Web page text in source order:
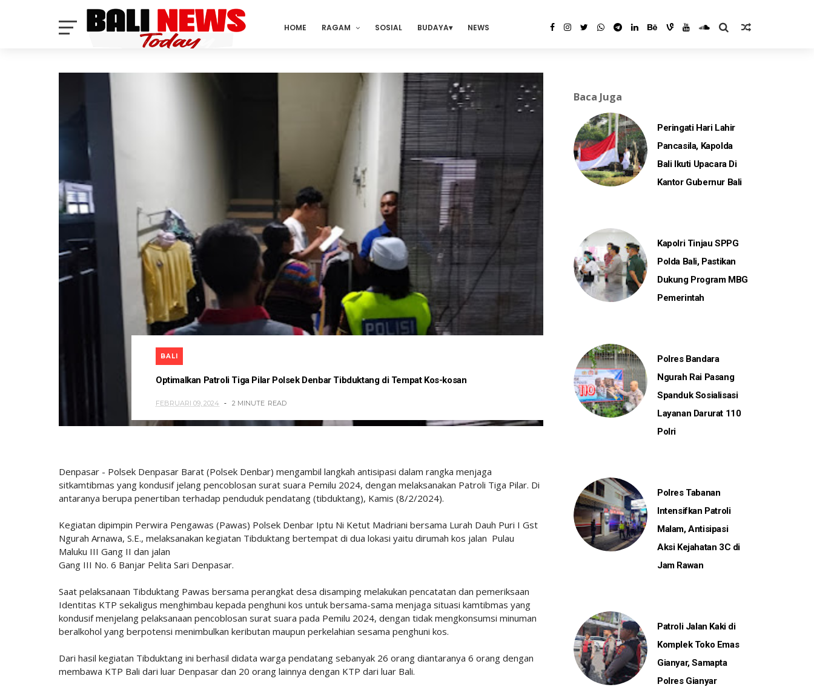
HOME RAGAM SOSIAL BUDAYA NEWS
BALI
Optimalkan Patroli Tiga Pilar Polsek Denbar Tibduktang di Tempat Kos-kosan
FEBRUARI 09, 2024 2 MINUTE READ
Denpasar - Polsek Denpasar Barat (Polsek Denbar) mengambil langkah antisipasi dalam rangka menjaga
sitkamtibmas yang kondusif jelang pencoblosan surat suara Pemilu 2024, dengan melaksanakan Patroli Tiga Pilar. Di
antaranya berupa penertiban terhadap penduduk pendatang (tibduktang), Kamis (8/2/2024).
Kegiatan dipimpin Perwira Pengawas (Pawas) Polsek Denbar Iptu Ni Ketut Madriani bersama Lurah Dauh Puri I Gst
Ngurah Arnawa, S.E., melaksanakan kegiatan Tibduktang bertempat di dua lokasi yaitu dirumah kos jalan Pulau
Maluku III Gang II dan jalan
Gang III No. 6 Banjar Pelita Sari Denpasar.
Saat pelaksanaan Tibduktang Pawas bersama perangkat desa disamping melakukan pencatatan dan pemeriksaan
Identitas KTP sekaligus menghimbau kepada penghuni kos untuk bersama-sama menjaga situasi kamtibmas yang
kondusif menjelang pelaksanaan pencoblosan surat suara pada Pemilu 2024, dengan tidak mengkonsumsi minuman
beralkohol yang berpotensi menimbulkan keributan maupun perkelahian sesama penghuni kos.
Dari hasil kegiatan Tibduktang ini berhasil didata warga pendatang sebanyak 26 orang diantaranya 6 orang dengan
membawa KTP Bali dari luar Denpasar dan 20 orang lainnya dengan KTP dari luar Bali.
Baca Juga
Peringati Hari Lahir
Pancasila, Kapolda
Bali Ikuti Upacara Di
Kantor Gubernur Bali
Kapolri Tinjau SPPG
Polda Bali, Pastikan
Dukung Program MBG
Pemerintah
Polres Bandara
Ngurah Rai Pasang
Spanduk Sosialisasi
Layanan Darurat 110
Polri
Polres Tabanan
Intensifkan Patroli
Malam, Antisipasi
Aksi Kejahatan 3C di
Jam Rawan
Patroli Jalan Kaki di
Komplek Toko Emas
Gianyar, Samapta
Polres Gianyar